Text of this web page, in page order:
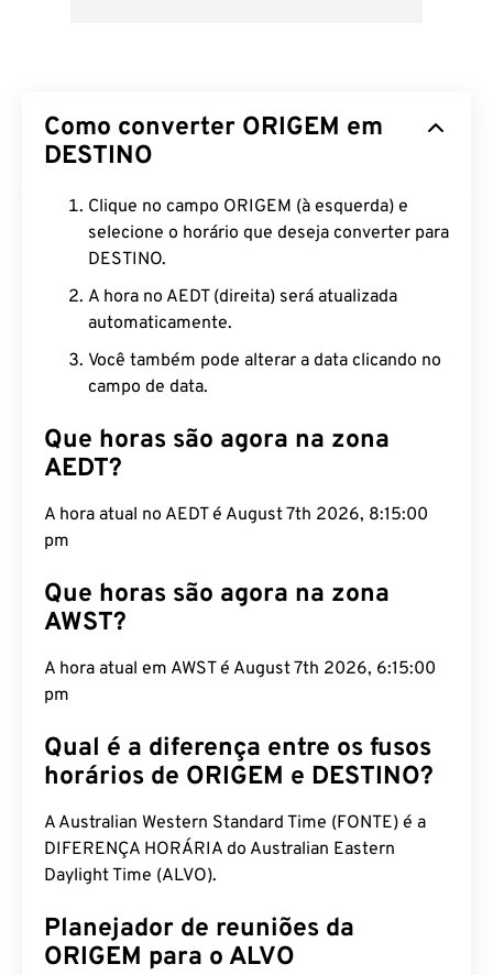
Como converter ORIGEM em
DESTINO
Clique no campo ORIGEM (à esquerda) e
selecione o horário que deseja converter para
DESTINO.
A hora no AEDT (direita) será atualizada
automaticamente.
Você também pode alterar a data clicando no
campo de data.
Que horas são agora na zona
AEDT?
A hora atual no AEDT é August 7th 2026, 8:15:01
pm
Que horas são agora na zona
AWST?
A hora atual em AWST é August 7th 2026, 6:15:01
pm
Qual é a diferença entre os fusos
horários de ORIGEM e DESTINO?
A Australian Western Standard Time (FONTE) é a
DIFERENÇA HORÁRIA do Australian Eastern
Daylight Time (ALVO).
Planejador de reuniões da
ORIGEM para o ALVO